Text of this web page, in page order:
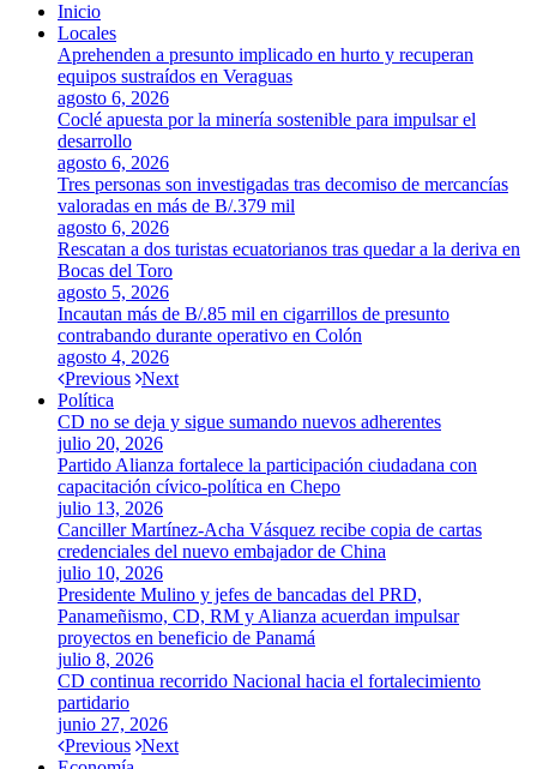
Inicio
Locales
Aprehenden a presunto implicado en hurto y recuperan
equipos sustraídos en Veraguas
agosto 6, 2026
Coclé apuesta por la minería sostenible para impulsar el
desarrollo
agosto 6, 2026
Tres personas son investigadas tras decomiso de mercancías
valoradas en más de B/.379 mil
agosto 6, 2026
Rescatan a dos turistas ecuatorianos tras quedar a la deriva en
Bocas del Toro
agosto 5, 2026
Incautan más de B/.85 mil en cigarrillos de presunto
contrabando durante operativo en Colón
agosto 4, 2026
Previous Next
Política
CD no se deja y sigue sumando nuevos adherentes
julio 20, 2026
Partido Alianza fortalece la participación ciudadana con
capacitación cívico-política en Chepo
julio 13, 2026
Canciller Martínez-Acha Vásquez recibe copia de cartas
credenciales del nuevo embajador de China
julio 10, 2026
Presidente Mulino y jefes de bancadas del PRD,
Panameñismo, CD, RM y Alianza acuerdan impulsar
proyectos en beneficio de Panamá
julio 8, 2026
CD continua recorrido Nacional hacia el fortalecimiento
partidario
junio 27, 2026
Previous Next